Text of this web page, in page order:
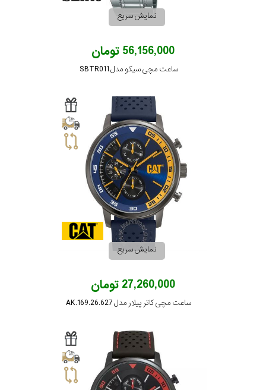
نمایش سریع
56,156,000 تومان
ساعت مچی سیکو مدل SBTR011
نمایش سریع
27,260,000 تومان
ساعت مچی کاتر پیلار مدل AK.169.26.627